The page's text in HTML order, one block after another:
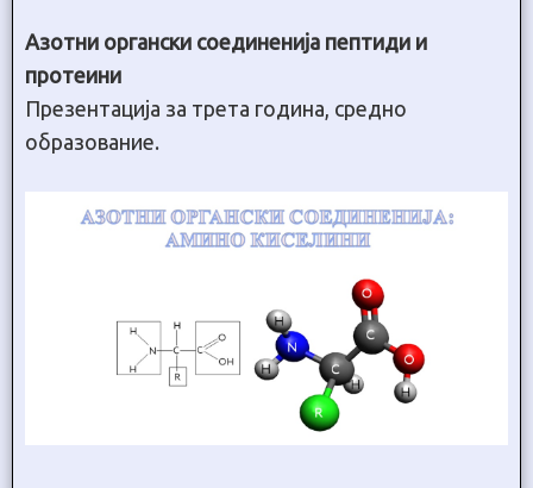
Азотни органски соединенија пептиди и
протеини
Презентација за трета година, средно
образование.